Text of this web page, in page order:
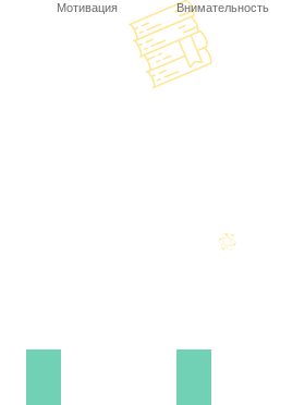
Мотивация Внимательность